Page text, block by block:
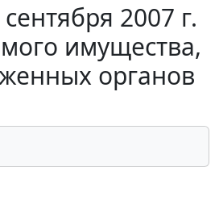
2007 г.
имущества,
органов